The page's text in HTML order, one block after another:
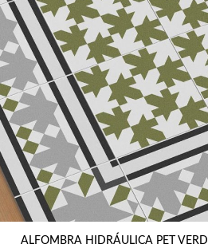
ALFOMBRA HIDRÁULICA PET